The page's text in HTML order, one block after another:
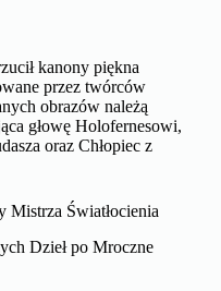
kanony piękna
przez twórców
obrazów należą
głowę Holofernesowi,
oraz Chłopiec z
Mistrza Światłocienia
Dzieł po Mroczne